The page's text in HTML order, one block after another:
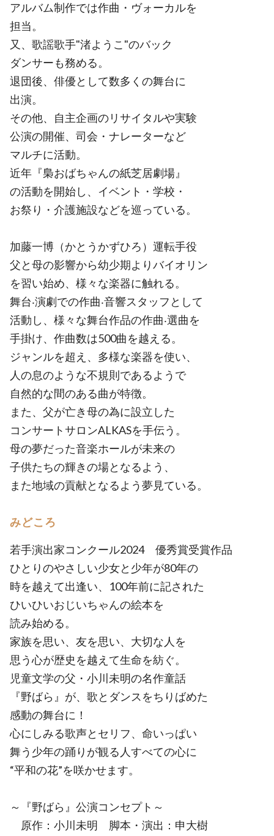
アルバム制作では作曲・ヴォーカルを
担当。
又、歌謡歌手"渚ようこ"のバック
ダンサーも務める。
退団後、俳優として数多くの舞台に
出演。
その他、自主企画のリサイタルや実験
公演の開催、司会・ナレーターなど
マルチに活動。
近年『梟おばちゃんの紙芝居劇場』
の活動を開始し、イベント・学校・
お祭り・介護施設などを巡っている。
加藤一博（かとうかずひろ）運転手役
父と母の影響から幼少期よりバイオリン
を習い始め、様々な楽器に触れる。
舞台‧演劇での作曲‧音響スタッフとして
活動し、様々な舞台作品の作曲‧選曲を
手掛け、作曲数は500曲を越える。
ジャンルを超え、多様な楽器を使い、
人の息のような不規則であるようで
自然的な間のある曲が特徴。
また、父が亡き母の為に設立した
コンサートサロンALKASを手伝う。
母の夢だった音楽ホールが未来の
子供たちの輝きの場となるよう、
また地域の貢献となるよう夢見ている。
みどころ
若手演出家コンクール2024 優秀賞受賞作品
ひとりのやさしい少女と少年が80年の
時を越えて出逢い、100年前に記された
ひいひいおじいちゃんの絵本を
読み始める。
家族を思い、友を思い、大切な人を
思う心が歴史を越えて生命を紡ぐ。
児童文学の父・小川未明の名作童話
『野ばら』が、歌とダンスをちりばめた
感動の舞台に！
心にしみる歌声とセリフ、命いっぱい
舞う少年の踊りが観る人すべての心に
“平和の花”を咲かせます。
～『野ばら』公演コンセプト～
原作：小川未明 脚本・演出：申大樹